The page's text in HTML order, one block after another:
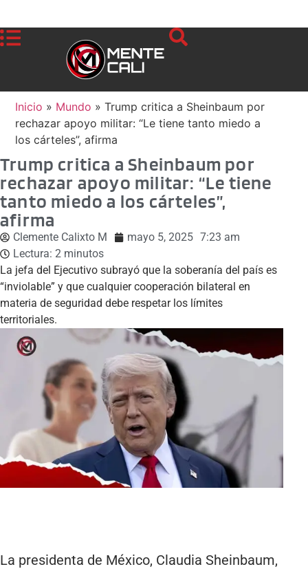
Inicio » Mundo »Trump critica a Sheinbaum por
rechazar apoyo militar: “Le tiene tanto miedo a
los cárteles”, afirma
Trump critica a Sheinbaum por
rechazar apoyo militar: “Le tiene
tanto miedo a los cárteles”,
afirma
Clemente Calixto M mayo 5, 2025 7:23 am
Lectura: 2 minutos
La jefa del Ejecutivo subrayó que la soberanía del país es
“inviolable” y que cualquier cooperación bilateral en
materia de seguridad debe respetar los límites
territoriales.
La presidenta de México, Claudia Sheinbaum,